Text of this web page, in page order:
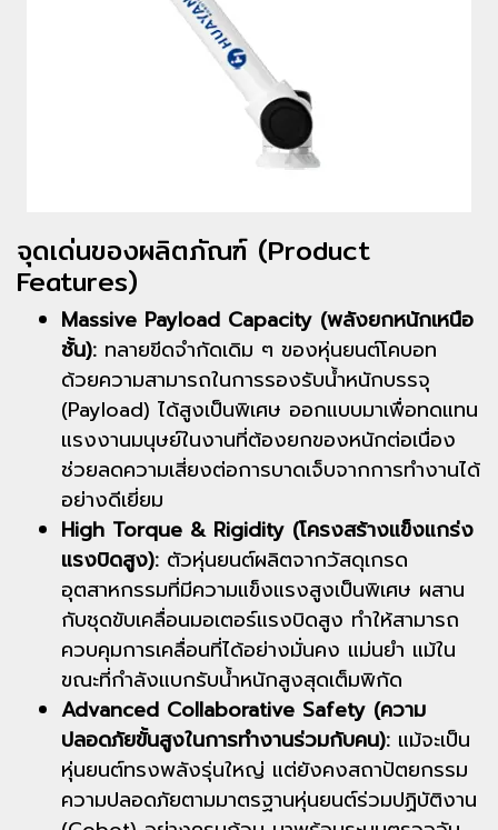
จุดเด่นของผลิตภัณฑ์ (Product
Features)
Massive Payload Capacity (พลังยกหนักเหนือ
ชั้น): ทลายขีดจำกัดเดิม ๆ ของหุ่นยนต์โคบอท
ด้วยความสามารถในการรองรับน้ำหนักบรรจุ
(Payload) ได้สูงเป็นพิเศษ ออกแบบมาเพื่อทดแทน
แรงงานมนุษย์ในงานที่ต้องยกของหนักต่อเนื่อง
ช่วยลดความเสี่ยงต่อการบาดเจ็บจากการทำงานได้
อย่างดีเยี่ยม
High Torque & Rigidity (โครงสร้างแข็งแกร่ง
แรงบิดสูง): ตัวหุ่นยนต์ผลิตจากวัสดุเกรด
อุตสาหกรรมที่มีความแข็งแรงสูงเป็นพิเศษ ผสาน
กับชุดขับเคลื่อนมอเตอร์แรงบิดสูง ทำให้สามารถ
ควบคุมการเคลื่อนที่ได้อย่างมั่นคง แม่นยำ แม้ใน
ขณะที่กำลังแบกรับน้ำหนักสูงสุดเต็มพิกัด
Advanced Collaborative Safety (ความ
ปลอดภัยขั้นสูงในการทำงานร่วมกับคน): แม้จะเป็น
หุ่นยนต์ทรงพลังรุ่นใหญ่ แต่ยังคงสถาปัตยกรรม
ความปลอดภัยตามมาตรฐานหุ่นยนต์ร่วมปฏิบัติงาน